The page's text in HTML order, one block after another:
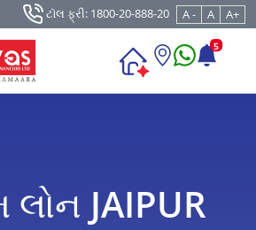
ટૉલ ફ્રી: 1800-20-888-20 A - A A+
5
લોન JAIPUR